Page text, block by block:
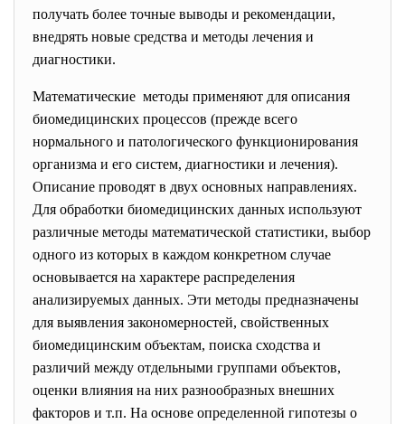
получать более точные выводы и рекомендации,
внедрять новые средства и методы лечения и
диагностики.
Математические методы применяют для описания
биомедицинских процессов (прежде всего
нормального и патологического функционирования
организма и его систем, диагностики и лечения).
Описание проводят в двух основных направлениях.
Для обработки биомедицинских данных используют
различные методы математической статистики, выбор
одного из которых в каждом конкретном случае
основывается на характере распределения
анализируемых данных. Эти методы предназначены
для выявления закономерностей, свойственных
биомедицинским объектам, поиска сходства и
различий между отдельными группами объектов,
оценки влияния на них разнообразных внешних
факторов и т.п. На основе определенной гипотезы о